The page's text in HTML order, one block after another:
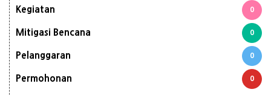
Kegiatan 0
Mitigasi Bencana 0
Pelanggaran 0
Permohonan 0